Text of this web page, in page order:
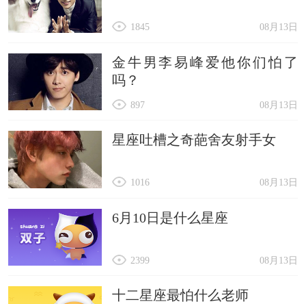
08月13日
1845
金牛男李易峰爱他你们怕了
吗？
08月13日
897
星座吐槽之奇葩舍友射手女
08月13日
1016
6月10日是什么星座
08月13日
2399
十二星座最怕什么老师